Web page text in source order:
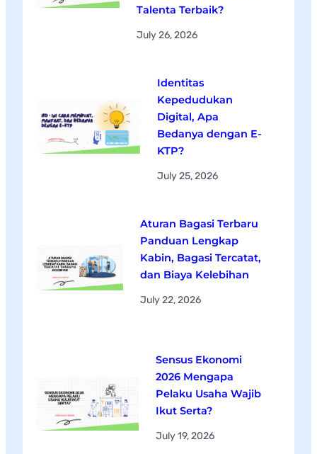
Talenta Terbaik?
July 26, 2026
Identitas
Kepedudukan
Digital, Apa
Bedanya dengan E-
KTP?
July 25, 2026
Aturan Bagasi Terbaru
Panduan Lengkap
Kabin, Bagasi Tercatat,
dan Biaya Kelebihan
July 22, 2026
Sensus Ekonomi
2026 Mengapa
Pelaku Usaha Wajib
Ikut Serta?
July 19, 2026